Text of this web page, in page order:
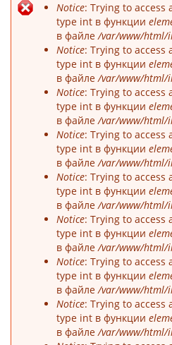
Сообщение об
Notice: Trying to access
type int в функции
в файле/var/www/html/
Notice: Trying to access
type int в функции
в файле/var/www/html/
Notice: Trying to access
type int в функции
в файле/var/www/html/
Notice: Trying to access
type int в функции
в файле/var/www/html/
Notice: Trying to access
type int в функции
в файле/var/www/html/
Notice: Trying to access
type int в функции
в файле/var/www/html/
Notice: Trying to access
type int в функции
в файле/var/www/html/
Notice: Trying to access
type int в функции
в файле/var/www/html/